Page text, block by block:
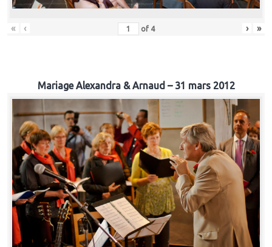
« ‹ of 4 › »
Mariage Alexandra & Arnaud – 31 mars 2012